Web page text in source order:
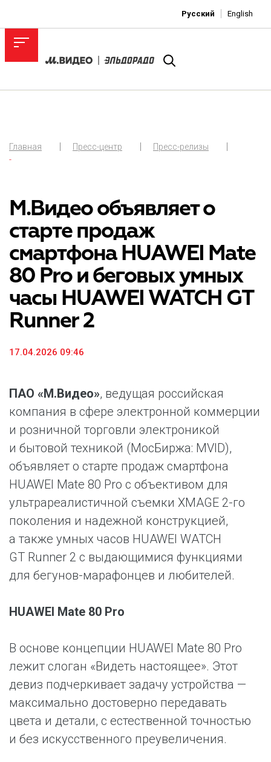
Русский English
Главная Пресс-центр
Пресс-релизы
-
М.Видео объявляет о
старте продаж
смартфона HUAWEI Mate
80 Pro и беговых умных
часы HUAWEI WATCH GT
Runner 2
17.04.2026 09:46
ПАО «М.Видео», ведущая российская
компания в сфере электронной коммерции
и розничной торговли электроникой
и бытовой техникой (МосБиржа: MVID),
объявляет о старте продаж смартфона
HUAWEI Mate 80 Pro с объективом для
ультрареалистичной съемки XMAGE 2-го
поколения и надежной конструкцией,
а также умных часов HUAWEI WATCH
GT Runner 2 с выдающимися функциями
для бегунов-марафонцев и любителей.
HUAWEI Mate 80 Pro
В основе концепции HUAWEI Mate 80 Pro
лежит слоган «Видеть настоящее». Этот
девиз подчеркивает задачу устройства —
максимально достоверно передавать
цвета и детали, с естественной точностью
и без искусственного преувеличения.